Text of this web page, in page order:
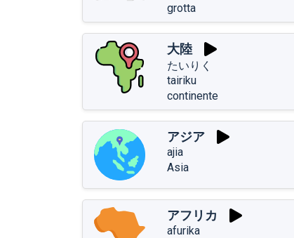
grotta
大陸
たいりく
tairiku
continente
アジア
ajia
Asia
アフリカ
afurika